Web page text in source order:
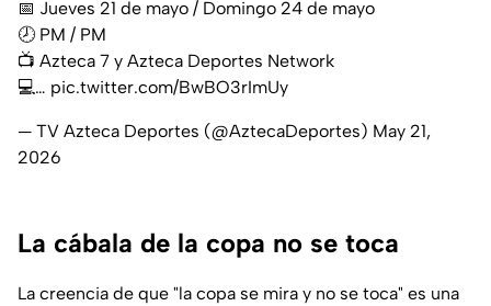
📅 Jueves 21 de mayo / Domingo 24 de mayo⁣
🕗 PM / PM⁣
📺 Azteca 7 y Azteca Deportes Network⁣
💻… pic.twitter.com/BwBO3rImUy
— TV Azteca Deportes (@AztecaDeportes) May 21,
2026
La cábala de la copa no se toca
La creencia de que "la copa se mira y no se toca" es una